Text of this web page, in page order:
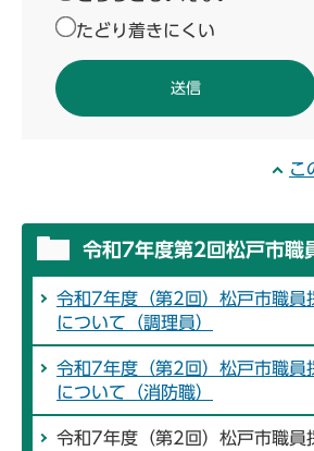
たどり着きにくい
こ
令和7年度第2回松戸市職
令和7年度（第2回）松戸市職員
について（調理員）
令和7年度（第2回）松戸市職員
について（消防職）
令和7年度（第2回）松戸市職員